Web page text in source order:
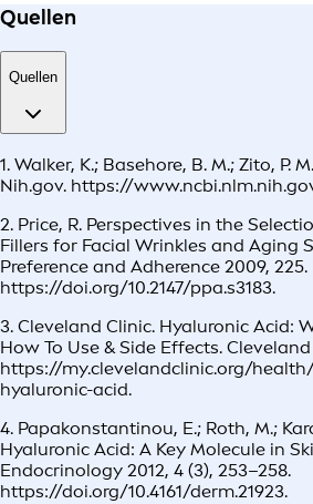
Quellen
Quellen
1. Walker, K.; Basehore, B. M.; Zito, P.
Nih.gov. https://
2. Price, R. Perspectives in the
Fillers for Facial Wrinkles and Aging
Preference and Adherence 2009, 225.
https://doi.org/10.2147/ppa.s3183.
3. Cleveland Clinic. Hyaluronic Acid:
How To Use & Side Effects.
https://my.clevelandclinic.org/
hyaluronic-acid.
4. Papakonstantinou, E.; Roth, M.;
Hyaluronic Acid: A Key Molecule in
Endocrinology 2012, 4 (3), 253–258.
https://doi.org/10.4161/derm.21923.